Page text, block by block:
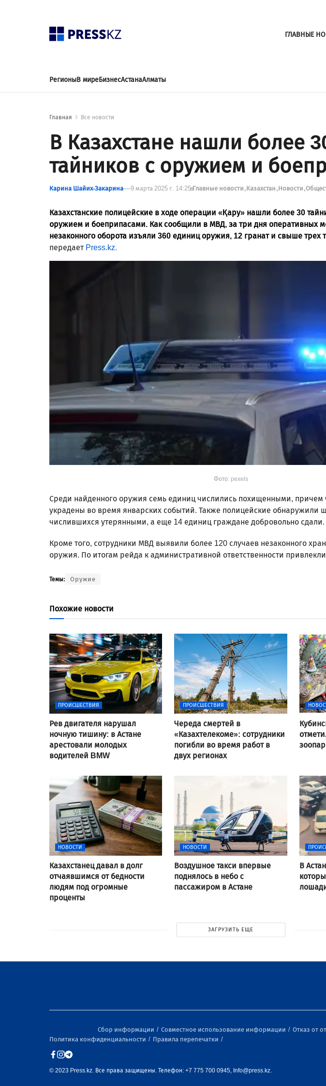
ГЛАВНЫЕ
РегионыВ миреБизнесАстанаАлматы
Главная Все новости
В Казахстане нашли более
тайников с оружием и
Карина Шайих-Закарина 9 марта 2025 г. 14:25вГлавные новости Казахстан Новости
Казахстанские полицейские в ходе операции «Қару» нашли более 30
оружием и боеприпасами. Как сообщили в МВД, за три дня оперативных
незаконного оборота изъяли 360 единиц оружия, 12 гранат и свыше трех
передает Press.kz.
Фото: pexels
Среди найденного оружия семь единиц числились похищенными, причем
украдены во время январских событий. Также полицейские обнаружили
числившихся утерянными, а еще 14 единиц граждане добровольно сдали.
Кроме того, сотрудники МВД выявили более 120 случаев незаконного
оружия. По итогам рейда к административной ответственности
Темы: Оружие
Похожие новости
ПРОИСШЕСТВИЯ
Рев двигателя нарушал
ночную тишину: в Астане
арестовали молодых
водителей BMW
ПРОИСШЕСТВИЯ
Череда смертей в
«Казахтелекоме»: сотрудники
погибли во время работ в
двух регионах
НОВОСТИ
Казахстанец давал в долг
отчаявшимся от бедности
людям под огромные
проценты
НОВОСТИ
Воздушное такси впервые
поднялось в небо с
пассажиром в Астане
В
ЗАГРУЗИТЬ ЕЩЕ
Сбор информации Совместное использование информации Отказ от
Политика конфиденциальности
Правила перепечатки
© 2023 Press.kz. Все права защищены. Телефон: +7 775 700 0945, Info@press.kz.